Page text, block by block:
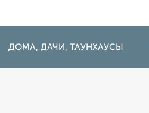
ДОМА, ДАЧИ, ТАУНХАУСЫ